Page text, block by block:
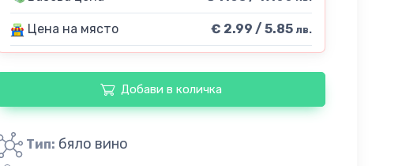
Цена на място € 2.99 / 5.85 лв.
Добави в количка
Тип: бяло вино